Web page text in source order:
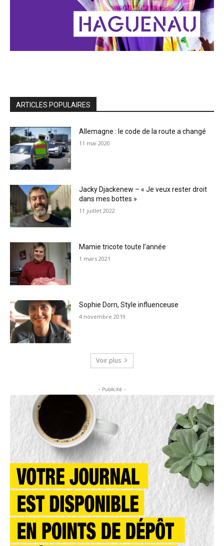
ARTICLES POPULAIRES
Allemagne : le code de la route a changé
11 mai 2020
Jacky Djackenew – « Je veux rester droit
dans mes bottes »
11 juillet 2022
Mamie tricote toute l’année
1 mars 2021
Sophie Dorn, Style influenceuse
4 novembre 2019
Voir plus
- Publicité -